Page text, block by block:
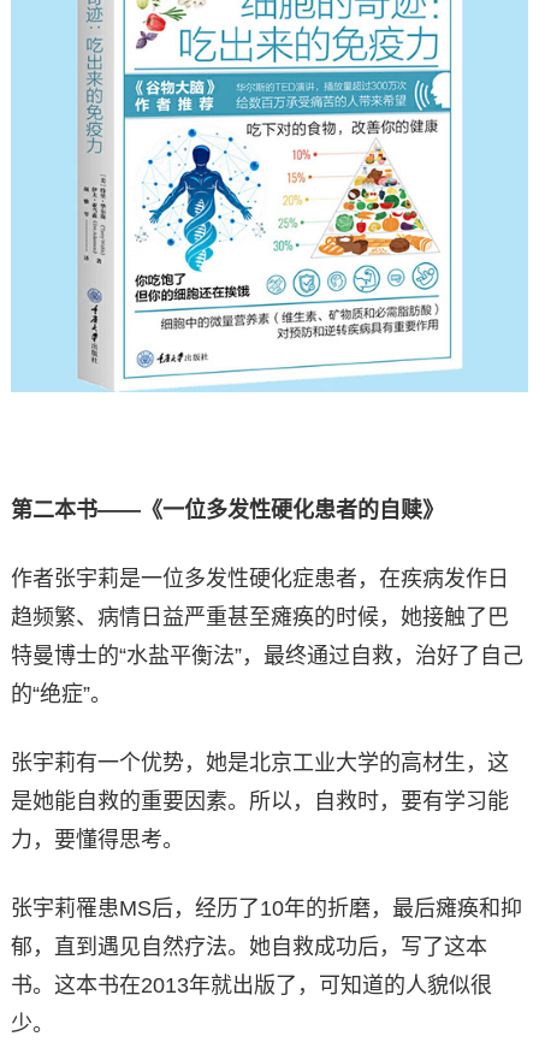
第二本书——《一位多发性硬化患者的自赎》
作者张宇莉是一位多发性硬化症患者，在疾病发作日
趋频繁、病情日益严重甚至瘫痪的时候，她接触了巴
特曼博士的“水盐平衡法”，最终通过自救，治好了自己
的“绝症”。
张宇莉有一个优势，她是北京工业大学的高材生，这
是她能自救的重要因素。所以，自救时，要有学习能
力，要懂得思考。
张宇莉罹患MS后，经历了10年的折磨，最后瘫痪和抑
郁，直到遇见自然疗法。她自救成功后，写了这本
书。这本书在2013年就出版了，可知道的人貌似很
少。